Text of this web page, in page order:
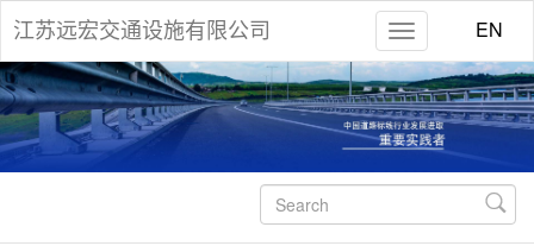
江苏远宏交通设施有限公司 EN
